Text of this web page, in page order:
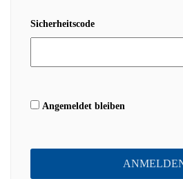
Sicherheitscode
Angemeldet bleiben